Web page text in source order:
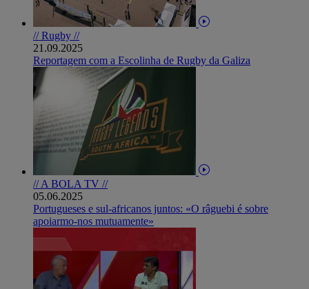
// Rugby //
21.09.2025
Reportagem com a Escolinha de Rugby da Galiza
// A BOLA TV //
05.06.2025
Portugueses e sul-africanos juntos: «O râguebi é sobre
apoiarmo-nos mutuamente»